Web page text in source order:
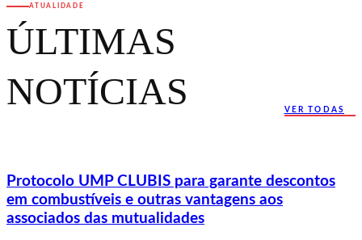
ATUALIDADE
ÚLTIMAS
NOTÍCIAS
VER TODAS
Protocolo UMP CLUBIS para garante descontos
em combustíveis e outras vantagens aos
associados das mutualidades